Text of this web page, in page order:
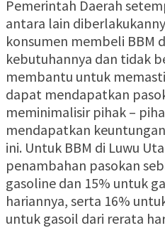
Pemerintah Daerah
antara lain
konsumen membeli BBM
kebutuhannya dan tidak
membantu untuk
dapat mendapatkan
meminimalisir pihak –
mendapatkan
ini. Untuk BBM di Luwu
penambahan pasokan
gasoline dan 15% untuk
hariannya, serta 16%
untuk gasoil dari rerata